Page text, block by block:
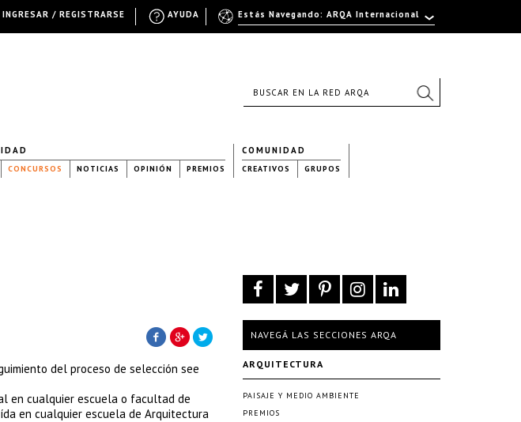
CONCURSOS NOTICIAS OPINIÓN PREMIOS
COMUNIDAD
CREATIVOS GRUPOS
del proceso de selección see
en cualquier escuela o facultad de
en cualquier escuela de Arquitectura
NAVEGÁ LAS SECCIONES ARQA
ARQUITECTURA
PAISAJE Y MEDIO AMBIENTE
PREMIOS
Estás Navegando: ARQA Internacional
AYUDA
INGRESAR / REGISTRARSE